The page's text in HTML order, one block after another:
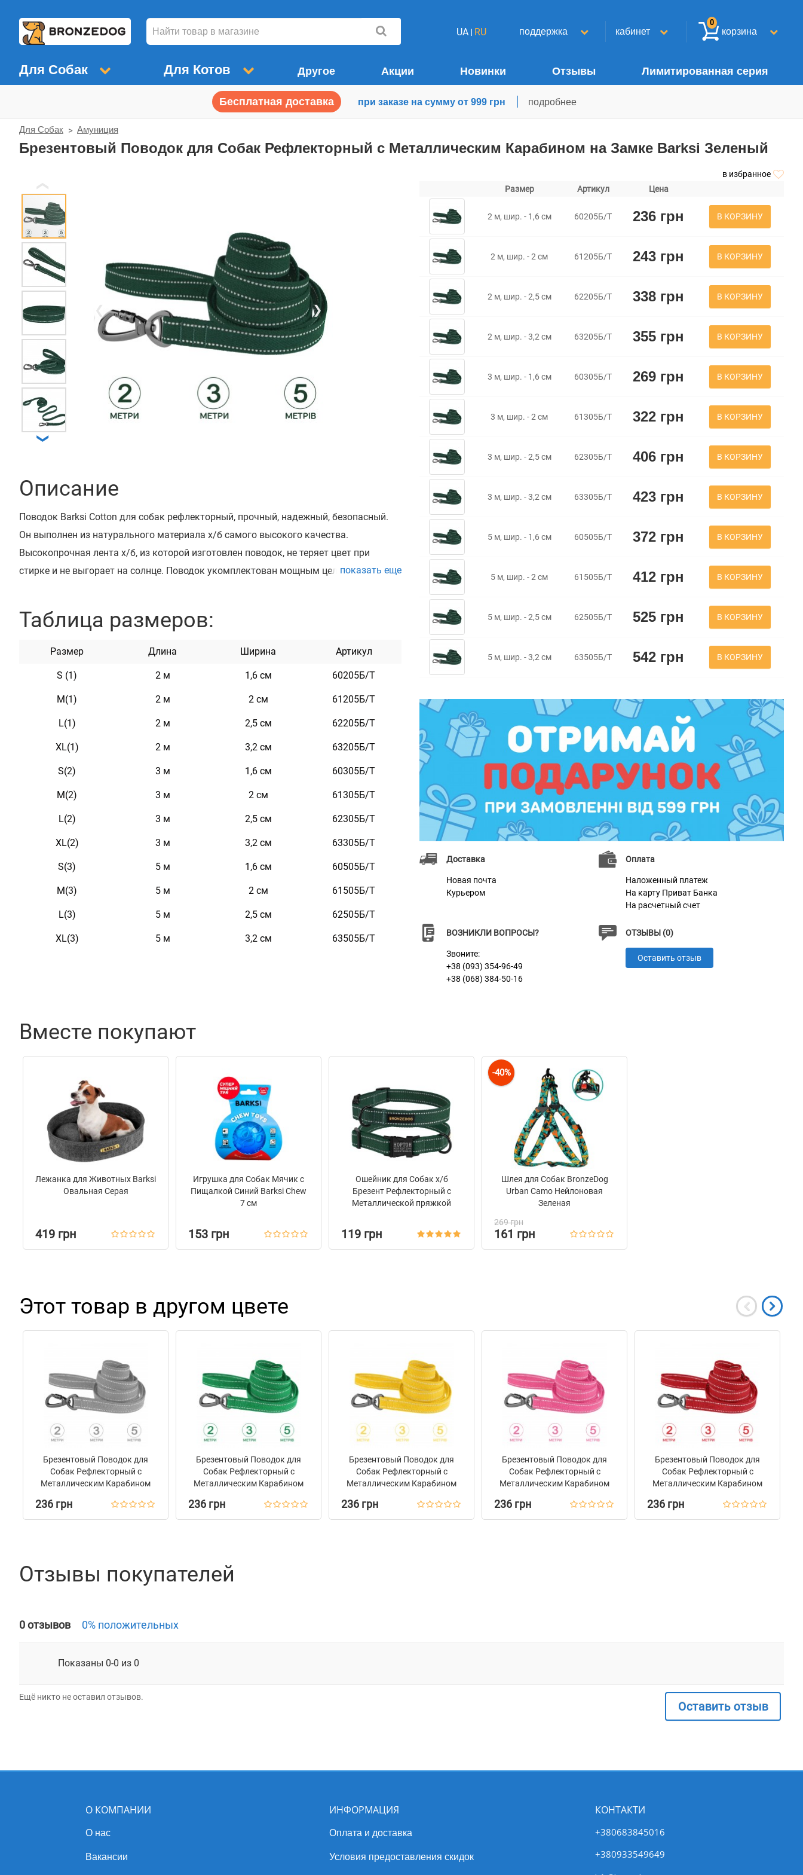
UA RU поддержка кабинет корзина
0
Для Собак Для Котов Другое Акции Новинки Отзывы Лимитированная серия
Бесплатная доставка при заказе на сумму от 999 грн подробнее
Для Собак Амуниция
Брезентовый Поводок для Собак Рефлекторный с Металлическим Карабином на Замке Barksi Зеленый
в избранное
❯
❯
Описание
Поводок Barksi Cotton для собак рефлекторный, прочный, надежный, безопасный.
Он выполнен из натурального материала х/б самого высокого качества.
Высокопрочная лента х/б, из которой изготовлен поводок, не теряет цвет при
стирке и не выгорает на солнце. Поводок укомплектован мощным цельно литым
приятен на ощупь, имеет два ряда светоотражающих элементов и не боится воды.
Характеристики
Материал Брезент
Зеленый
Фурнитура Металл
показать еще
Таблица размеров:
Размер Длина Ширина Артикул
S (1) 2 м 1,6 см 60205Б/Т
M(1) 2 м 2 см 61205Б/Т
L(1) 2 м 2,5 см 62205Б/Т
XL(1) 2 м 3,2 см 63205Б/Т
S(2) 3 м 1,6 см 60305Б/Т
M(2) 3 м 2 см 61305Б/Т
L(2) 3 м 2,5 см 62305Б/Т
XL(2) 3 м 3,2 см 63305Б/Т
S(3) 5 м 1,6 см 60505Б/Т
M(3) 5 м 2 см 61505Б/Т
L(3) 5 м 2,5 см 62505Б/Т
XL(3) 5 м 3,2 см 63505Б/Т
Размер Артикул Цена
2 м, шир. - 1,6 см 60205Б/Т 236 грн В КОРЗИНУ
2 м, шир. - 2 см 61205Б/Т 243 грн В КОРЗИНУ
2 м, шир. - 2,5 см 62205Б/Т 338 грн В КОРЗИНУ
2 м, шир. - 3,2 см 63205Б/Т 355 грн В КОРЗИНУ
3 м, шир. - 1,6 см 60305Б/Т 269 грн В КОРЗИНУ
3 м, шир. - 2 см 61305Б/Т 322 грн В КОРЗИНУ
3 м, шир. - 2,5 см 62305Б/Т 406 грн В КОРЗИНУ
3 м, шир. - 3,2 см 63305Б/Т 423 грн В КОРЗИНУ
5 м, шир. - 1,6 см 60505Б/Т 372 грн В КОРЗИНУ
5 м, шир. - 2 см 61505Б/Т 412 грн В КОРЗИНУ
5 м, шир. - 2,5 см 62505Б/Т 525 грн В КОРЗИНУ
5 м, шир. - 3,2 см 63505Б/Т 542 грн В КОРЗИНУ
Доставка
Новая почта
Курьером
Оплата
Наложенный платеж
На карту Приват Банка
На расчетный счет
ВОЗНИКЛИ ВОПРОСЫ?
Звоните:
+38 (093) 354-96-49
+38 (068) 384-50-16
ОТЗЫВЫ (0)
Оставить отзыв
Вместе покупают
Лежанка для Животных Barksi
Овальная Серая
419 грн
Игрушка для Собак Мячик с
Пищалкой Синий Barksi Chew
7 см
153 грн
Ошейник для Собак х/б
Брезент Рефлекторный c
Металлической пряжкой
119 грн
-40%
Шлея для Собак BronzeDog
Urban Camo Нейлоновая
Зеленая
269 грн
161 грн
Этот товар в другом цвете
Брезентовый Поводок для
Собак Рефлекторный с
Металлическим Карабином
236 грн
Брезентовый Поводок для
Собак Рефлекторный с
Металлическим Карабином
236 грн
Брезентовый Поводок для
Собак Рефлекторный с
Металлическим Карабином
236 грн
Брезентовый Поводок для
Собак Рефлекторный с
Металлическим Карабином
236 грн
Брезентовый Поводок для
Собак Рефлекторный с
Металлическим Карабином
236 грн
Отзывы покупателей
0 отзывов 0% положительных
Показаны 0-0 из 0
Ещё никто не оставил отзывов.
Оставить отзыв
О КОМПАНИИ
О нас
Вакансии
ИНФОРМАЦИЯ
Оплата и доставка
Условия предоставления скидок
КОНТАКТИ
+380683845016
+380933549649